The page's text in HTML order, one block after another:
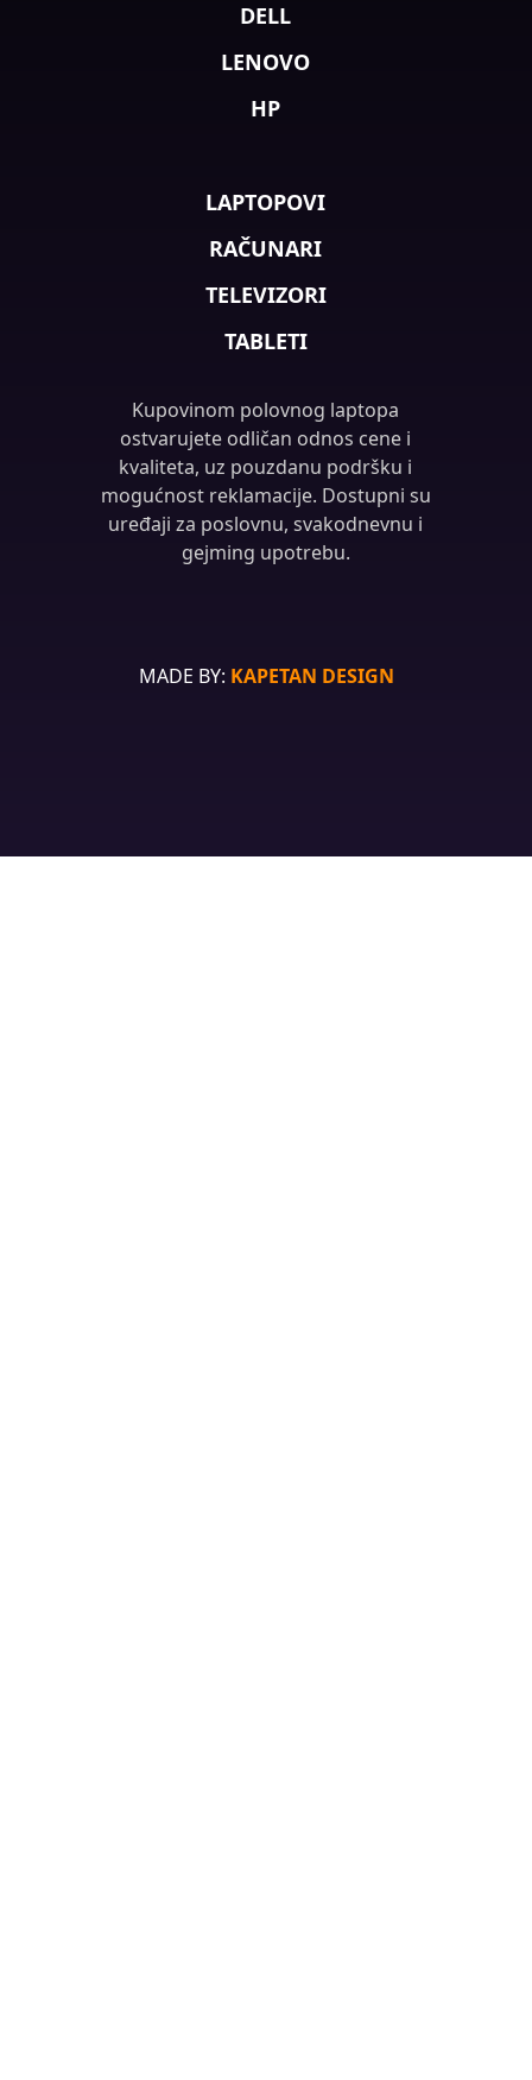
DELL
LENOVO
HP
LAPTOPOVI
RAČUNARI
TELEVIZORI
TABLETI
Kupovinom polovnog laptopa
ostvarujete odličan odnos cene i
kvaliteta, uz pouzdanu podršku i
mogućnost reklamacije. Dostupni su
uređaji za poslovnu, svakodnevnu i
gejming upotrebu.
MADE BY: KAPETAN DESIGN